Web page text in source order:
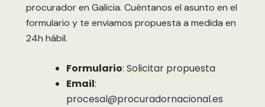
procurador en Galicia. Cuéntanos el asunto en el
formulario y te enviamos propuesta a medida en
24h hábil.
Formulario: Solicitar propuesta
Email:
procesal@procuradornacional.es